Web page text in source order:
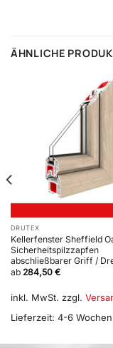
ÄHNLICHE
DRUTEX
Kellerfenster Sheffield
Sicherheitspilzzapfen
abschließbarer Griff /
ab 284,50 €
inkl. MwSt. zzgl.
Lieferzeit: 4-6 Wochen